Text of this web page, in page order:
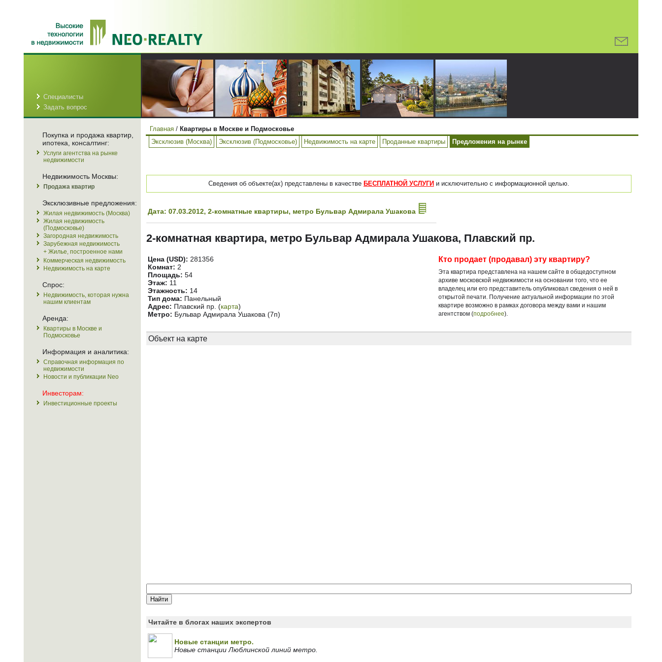
Специалисты
Задать вопрос
Покупка и продажа квартир,
ипотека, консалтинг:
Услуги агентства на рынке
недвижимости
Недвижимость Москвы:
Продажа квартир
Эксклюзивные предложения:
Жилая недвижимость (Москва)
Жилая недвижимость
(Подмосковье)
Загородная недвижимость
Зарубежная недвижимость
+ Жилье, построенное нами
Коммерческая недвижимость
Недвижимость на карте
Спрос:
Недвижимость, которая нужна
нашим клиентам
Аренда:
Квартиры в Москве и
Подмосковье
Информация и аналитика:
Справочная информация по
недвижимости
Новости и публикации Neo
Инвесторам:
Инвестиционные проекты
Главная / Квартиры в Москве и Подмосковье
Эксклюзив (Москва)
Эксклюзив (Подмосковье) Недвижимость на карте Проданные квартиры Предложения на рынке
Сведения об объекте(ах) представлены в качестве БЕСПЛАТНОЙ УСЛУГИ и исключительно с информационной целью.
Дата: 07.03.2012, 2-комнатные квартиры, метро Бульвар Адмирала Ушакова
2-комнатная квартира, метро Бульвар Адмирала Ушакова, Плавский пр.
Цена (USD): 281356
Комнат: 2
Площадь: 54
Этаж: 11
Этажность: 14
Тип дома: Панельный
Адрес: Плавский пр. (карта)
Метро: Бульвар Адмирала Ушакова (7п)
Кто продает (продавал) эту квартиру?
Эта квартира представлена на нашем сайте в общедоступном
архиве московской недвижимости на основании того, что ее
владелец или его представитель опубликовал сведения о ней в
открытой печати. Получение актуальной информации по этой
квартире возможно в рамках договора между вами и нашим
агентством (подробнее).
Объект на карте
Читайте в блогах наших экспертов
Новые станции метро.
Новые станции Люблинской линий метро.